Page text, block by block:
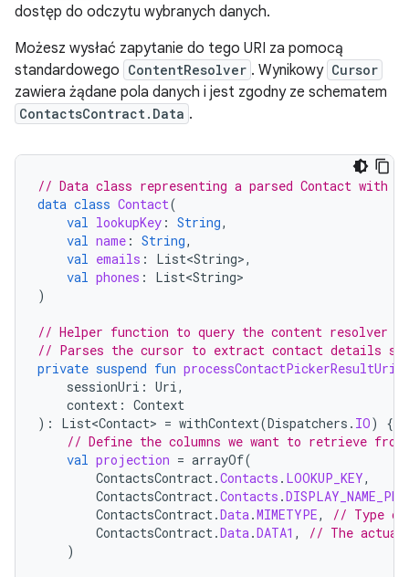
dostęp do odczytu wybranych danych.
Możesz wysłać zapytanie do tego URI za pomocą
standardowego ContentResolver . Wynikowy Cursor
zawiera żądane pola danych i jest zgodny ze schematem
ContactsContract.Data .
// Data class representing a parsed Contact with
data class Contact(
val lookupKey : String,
val name : String,
val emails : List<String>,
val phones :
List<String>
)
// Helper function to query the content resolver
// Parses the cursor to extract contact details
private suspend fun processContactPickerResultUri
sessionUri : Uri,
context : Context
):
List<Contact> = withContext(Dispatchers . IO)
{
// Define the columns we want to retrieve from
val projection = arrayOf(
ContactsContract.Contacts . LOOKUP_KEY,
ContactsContract.Contacts .
ContactsContract.Data.MIMETYPE,
// Type
ContactsContract.Data.DATA1 ,
// The actual
)